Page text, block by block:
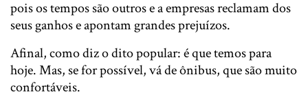
pois os tempos são outros e a empresas reclamam dos
seus ganhos e apontam grandes prejuízos.
Afinal, como diz o dito popular: é que temos para
hoje.​ Mas, se for possível, vá de ônibus, que são muito
confortáveis.